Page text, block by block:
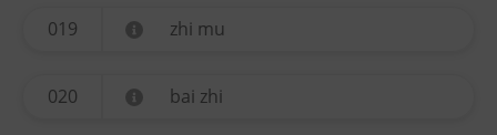
019 zhi mu
020 bai zhi